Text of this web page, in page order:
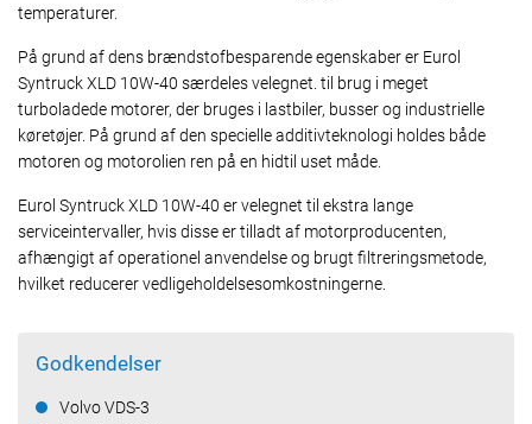
temperaturer.
På grund af dens brændstofbesparende egenskaber er Eurol
Syntruck XLD 10W-40 særdeles velegnet. til brug i meget
turboladede motorer, der bruges i lastbiler, busser og industrielle
køretøjer. På grund af den specielle additivteknologi holdes både
motoren og motorolien ren på en hidtil uset måde.
Eurol Syntruck XLD 10W-40 er velegnet til ekstra lange
serviceintervaller, hvis disse er tilladt af motorproducenten,
afhængigt af operationel anvendelse og brugt filtreringsmetode,
hvilket reducerer vedligeholdelsesomkostningerne.
Godkendelser
Volvo VDS-3